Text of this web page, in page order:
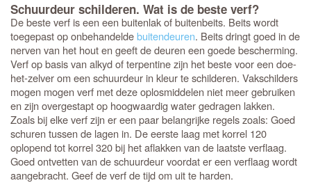
Schuurdeur schilderen. Wat is de beste verf?
De beste verf is een een buitenlak of buitenbeits. Beits wordt
toegepast op onbehandeldebuitendeuren. Beits dringt goed in de
nerven van het hout en geeft de deuren een goede bescherming.
Verf op basis van alkyd of terpentine zijn het beste voor een doe-
het-zelver om een schuurdeur in kleur te schilderen. Vakschilders
mogen mogen verf met deze oplosmiddelen niet meer gebruiken
en zijn overgestapt op hoogwaardig water gedragen lakken.
Zoals bij elke verf zijn er een paar belangrijke regels zoals: Goed
schuren tussen de lagen in. De eerste laag met korrel 120
oplopend tot korrel 320 bij het aflakken van de laatste verflaag.
Goed ontvetten van de schuurdeur voordat er een verflaag wordt
aangebracht. Geef de verf de tijd om uit te harden.